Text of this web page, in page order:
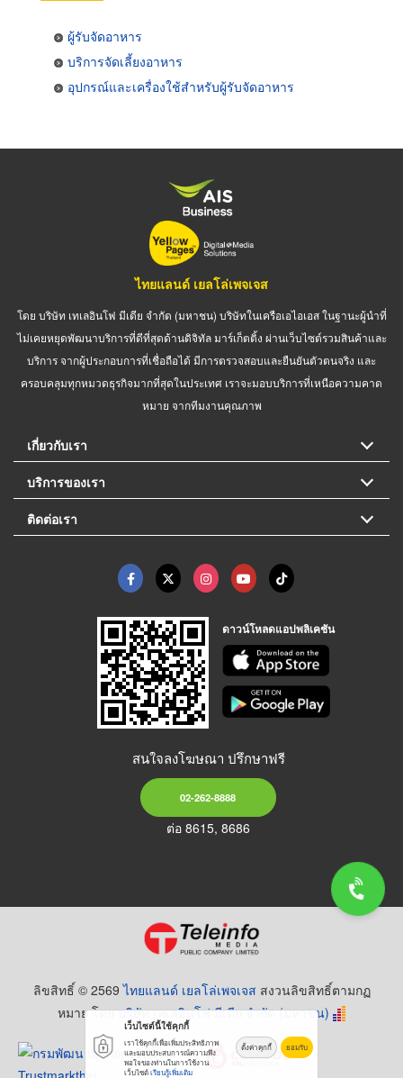
ผู้รับจัดอาหาร
บริการจัดเลี้ยงอาหาร
อุปกรณ์และเครื่องใช้สำหรับผู้รับจัดอาหาร
ไทยแลนด์ เยลโล่เพจเจส
โดย บริษัท เทเลอินโฟ มีเดีย จำกัด (มหาชน) บริษัทในเครือเอไอเอส ในฐานะผู้นำที่
ไม่เคยหยุดพัฒนาบริการที่ดีที่สุดด้านดิจิทัล มาร์เก็ตติ้ง ผ่านเว็บไซต์รวมสินค้าและ
บริการ จากผู้ประกอบการที่เชื่อถือได้ มีการตรวจสอบและยืนยันตัวตนจริง และ
ครอบคลุมทุกหมวดธุรกิจมากที่สุดในประเทศ เราจะมอบบริการที่เหนือความคาด
หมาย จากทีมงานคุณภาพ
เกี่ยวกับเรา
บริการของเรา
ติดต่อเรา
ดาวน์โหลดแอปพลิเคชัน
สนใจลงโฆษณา ปรึกษาฟรี
02-262-8888
ต่อ 8615, 8686
ลิขสิทธิ์ © 2569ไทยแลนด์ เยลโล่เพจเจส สงวนลิขสิทธิ์ตามกฏ
หมาย โดยบริษัท เทเลอินโฟ มีเดีย จำกัด (มหาชน)
เว็บไซต์นี้ใช้คุกกี้
เราใช้คุกกี้เพื่อเพิ่มประสิทธิภาพ
และมอบประสบการณ์ความพึง
พอใจของท่านในการใช้งาน
เว็บไซต์เรียนรู้เพิ่มเติม
ตั้งค่าคุกกี้ ยอมรับ